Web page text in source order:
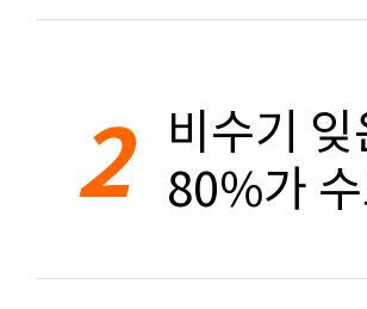
2 비수기
80%가